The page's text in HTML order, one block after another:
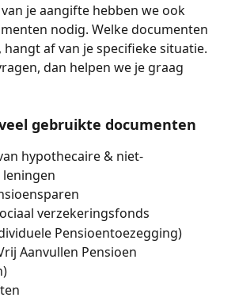
je aangifte hebben we ook
nodig. Welke documenten
af van je specifieke situatie.
dan helpen we je graag
gebruikte documenten
hypothecaire & niet-
verzekeringsfonds
Pensioentoezegging)
Aanvullen Pensioen